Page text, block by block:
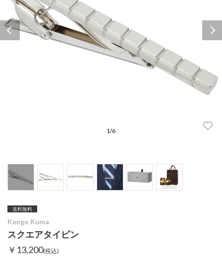
1/6
Previous
送料無料
Kengo Kuma
スクエアタイピン
￥13,200(税込)